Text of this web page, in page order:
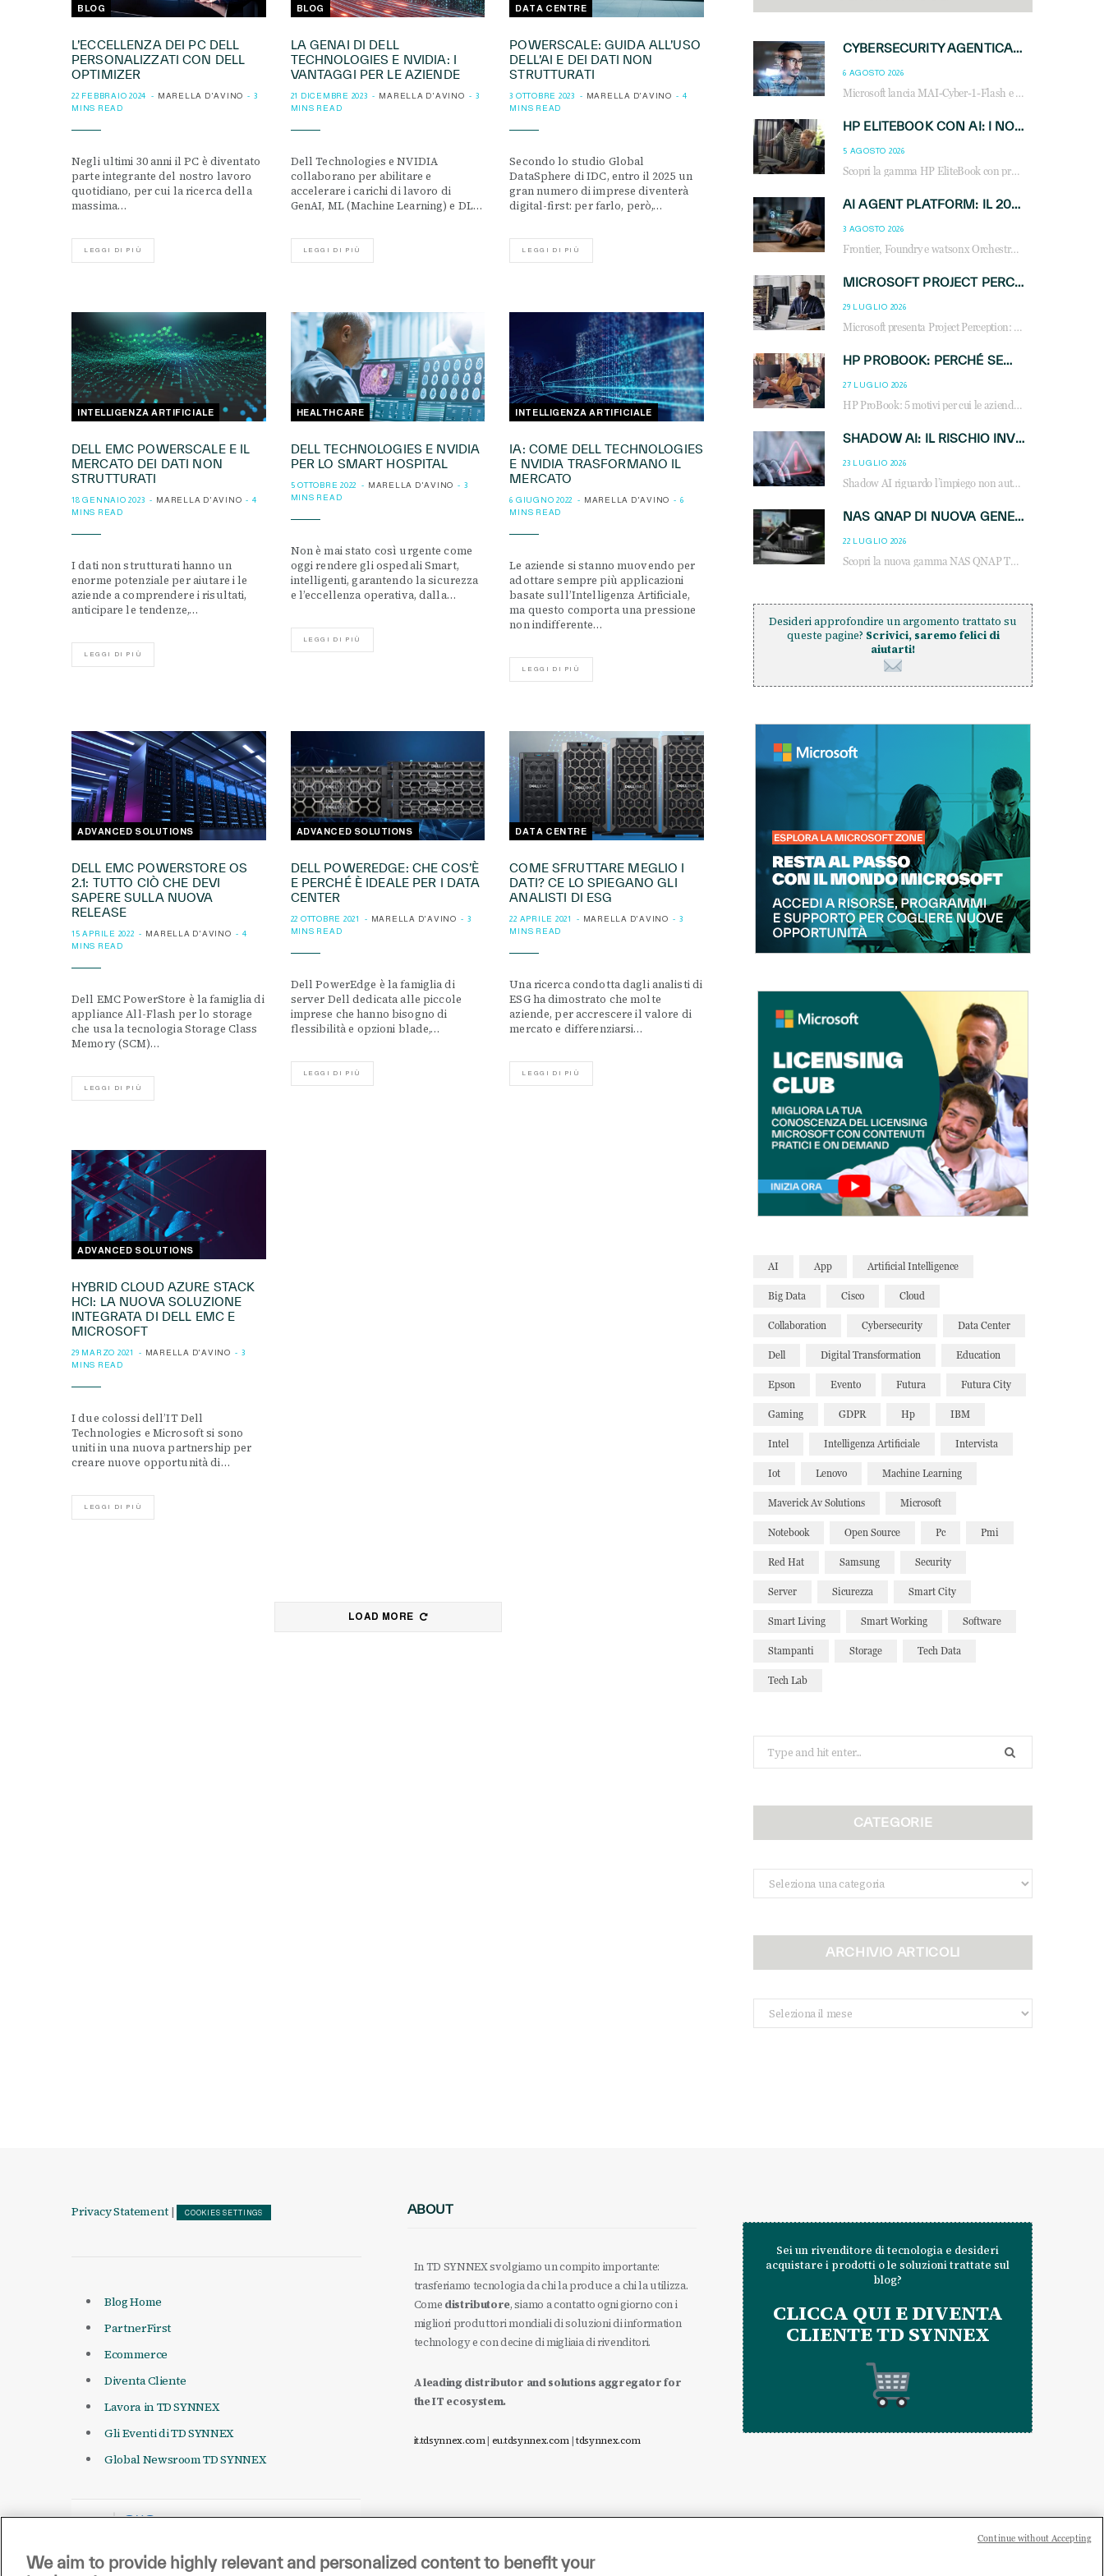
BLOG
L’ECCELLENZA DEI PC DELL
PERSONALIZZATI CON DELL
OPTIMIZER
22 FEBBRAIO 2024 MARELLA D'AVINO
3
MINS READ
Negli ultimi 30 anni il PC è diventato
parte integrante del nostro lavoro
quotidiano, per cui la ricerca della
massima…
LEGGI DI PIÙ
BLOG
LA GENAI DI DELL
TECHNOLOGIES E NVIDIA: I
VANTAGGI PER LE AZIENDE
21 DICEMBRE 2023 MARELLA D'AVINO
3
MINS READ
Dell Technologies e NVIDIA
collaborano per abilitare e
accelerare i carichi di lavoro di
GenAI, ML (Machine Learning) e DL…
LEGGI DI PIÙ
DATA CENTRE
POWERSCALE: GUIDA ALL’USO
DELL’AI E DEI DATI NON
STRUTTURATI
3 OTTOBRE 2023 MARELLA D'AVINO
4
MINS READ
Secondo lo studio Global
DataSphere di IDC, entro il 2025 un
gran numero di imprese diventerà
digital-first: per farlo, però,…
LEGGI DI PIÙ
INTELLIGENZA ARTIFICIALE
DELL EMC POWERSCALE E IL
MERCATO DEI DATI NON
STRUTTURATI
18 GENNAIO 2023 MARELLA D'AVINO
4
MINS READ
I dati non strutturati hanno un
enorme potenziale per aiutare i le
aziende a comprendere i risultati,
anticipare le tendenze,…
LEGGI DI PIÙ
HEALTHCARE
DELL TECHNOLOGIES E NVIDIA
PER LO SMART HOSPITAL
5 OTTOBRE 2022 MARELLA D'AVINO
3
MINS READ
Non è mai stato così urgente come
oggi rendere gli ospedali Smart,
intelligenti, garantendo la sicurezza
e l’eccellenza operativa, dalla…
LEGGI DI PIÙ
INTELLIGENZA ARTIFICIALE
IA: COME DELL TECHNOLOGIES
E NVIDIA TRASFORMANO IL
MERCATO
6 GIUGNO 2022 MARELLA D'AVINO
6
MINS READ
Le aziende si stanno muovendo per
adottare sempre più applicazioni
basate sull’Intelligenza Artificiale,
ma questo comporta una pressione
non indifferente…
LEGGI DI PIÙ
ADVANCED SOLUTIONS
DELL EMC POWERSTORE OS
2.1: TUTTO CIÒ CHE DEVI
SAPERE SULLA NUOVA
RELEASE
15 APRILE 2022 MARELLA D'AVINO
4
MINS READ
Dell EMC PowerStore è la famiglia di
appliance All-Flash per lo storage
che usa la tecnologia Storage Class
Memory (SCM)…
LEGGI DI PIÙ
ADVANCED SOLUTIONS
DELL POWEREDGE: CHE COS’È
E PERCHÉ È IDEALE PER I DATA
CENTER
22 OTTOBRE 2021 MARELLA D'AVINO
3
MINS READ
Dell PowerEdge è la famiglia di
server Dell dedicata alle piccole
imprese che hanno bisogno di
flessibilità e opzioni blade,…
LEGGI DI PIÙ
DATA CENTRE
COME SFRUTTARE MEGLIO I
DATI? CE LO SPIEGANO GLI
ANALISTI DI ESG
22 APRILE 2021 MARELLA D'AVINO
3
MINS READ
Una ricerca condotta dagli analisti di
ESG ha dimostrato che molte
aziende, per accrescere il valore di
mercato e differenziarsi…
LEGGI DI PIÙ
ADVANCED SOLUTIONS
HYBRID CLOUD AZURE STACK
HCI: LA NUOVA SOLUZIONE
INTEGRATA DI DELL EMC E
MICROSOFT
29 MARZO 2021 MARELLA D'AVINO
3
MINS READ
I due colossi dell’IT Dell
Technologies e Microsoft si sono
uniti in una nuova partnership per
creare nuove opportunità di…
LEGGI DI PIÙ
LOAD MORE
CYBERSECURITY AGENTICA: CON PERCEPTION E MAI-CYBER-1-FLASH MICROSOFT APRE NUOVI SERVIZI PER IL CANALE
6 AGOSTO 2026
Microsoft lancia MAI-Cyber-1-Flash e Perception: cybersecurity agentica in preview dal 3 novembre. Cosa cambia per MSP, system integrator e reseller.
HP ELITEBOOK CON AI: I NOTEBOOK BUSINESS INTELLIGENTI CHE TRASFORMANO PRODUTTIVITÀ, SICUREZZA E LAVORO IBRIDO
5 AGOSTO 2026
Scopri la gamma HP EliteBook con processori Intel® Core™ Ultra e AMD Ryzen™ AI. Notebook business progettati per aumentare la produttività, migliorare la collaborazione e garantire sicurezza avanzata in ufficio e in mobilità.
AI AGENT PLATFORM: IL 2026 È L’ANNO DEL «SISTEMA OPERATIVO» PER GLI AGENTI AZIENDALI
3 AGOSTO 2026
Frontier, Foundry e watsonx Orchestrate: la guerra delle piattaforme AI agent ridisegna il mercato IT. Cosa cambia per reseller, MSP e system integrator.
MICROSOFT PROJECT PERCEPTION: COME GLI AGENTI AI CAMBIERANNO SOC, CYBERSECURITY E SERVIZI MSP
29 LUGLIO 2026
Microsoft presenta Project Perception: scopri come gli agenti AI possono trasformare cybersecurity, SOC e servizi gestiti degli MSP.
HP PROBOOK: PERCHÉ SEMPRE PIÙ AZIENDE SCELGONO NOTEBOOK PROGETTATI PER IL LAVORO MODERNO
27 LUGLIO 2026
HP ProBook: 5 motivi per cui le aziende scelgono i notebook business HP per migliorare produttività, sicurezza e gestione dell’AI.
SHADOW AI: IL RISCHIO INVISIBILE CHE LE AZIENDE POSSONO GOVERNARE
23 LUGLIO 2026
Shadow AI riguardo l’impiego non autorizzato di sistemi AI all’interno dell’azienda. E’ una pratica che si diffonde a partire dai dipendenti fino ai dirigenti e mette a repentaglio la cybersecurity, con costi più elevati per le organizzazioni. Due recenti report illustrano il fenomeno e forniscono dati in merito
NAS QNAP DI NUOVA GENERAZIONE: PIÙ PRESTAZIONI, SCALABILITÀ E PROTEZIONE DEI DATI PER LE INFRASTRUTTURE IT MODERNE
22 LUGLIO 2026
Scopri la nuova gamma NAS QNAP TS-h1465U-RP, TS-h1065eU e TS-h665U: storage aziendale con ZFS, DDR5, E1.S NVMe e connettività 2.5GbE per backup, virtualizzazione e cybersecurity.
Desideri approfondire un argomento trattato su
queste pagine? Scrivici, saremo felici di
aiutarti!
AI App Artificial Intelligence
Big Data Cisco Cloud
Collaboration Cybersecurity Data Center
Dell Digital Transformation Education
Epson Evento Futura Futura City
Gaming GDPR Hp IBM
Intel Intelligenza Artificiale Intervista
Iot Lenovo Machine Learning
Maverick Av Solutions Microsoft
Notebook Open Source Pc Pmi
Red Hat Samsung Security
Server Sicurezza Smart City
Smart Living Smart Working Software
Stampanti Storage Tech Data
Tech Lab
for:
CATEGORIE
Categorie
ARCHIVIO ARTICOLI
Archivio
Articoli
Privacy Statement | COOKIES SETTINGS
Blog Home
PartnerFirst
Ecommerce
Diventa Cliente
Lavora in TD SYNNEX
Gli Eventi di TD SYNNEX
Global Newsroom TD SYNNEX
ABOUT
In TD SYNNEX svolgiamo un compito importante:
trasferiamo tecnologia da chi la produce a chi la utilizza.
Come distributore, siamo a contatto ogni giorno con i
migliori produttori mondiali di soluzioni di information
technology e con decine di migliaia di rivenditori.
A leading distributor and solutions aggregator for
the IT ecosystem.
it.tdsynnex.com| eu.tdsynnex.com|tdsynnex.com
Sei un rivenditore di tecnologia e desideri
acquistare i prodotti o le soluzioni trattate sul
blog?
CLICCA QUI E DIVENTA
CLIENTE TD SYNNEX
We aim to provide highly relevant and personalized content to benefit your
Continue without Accepting